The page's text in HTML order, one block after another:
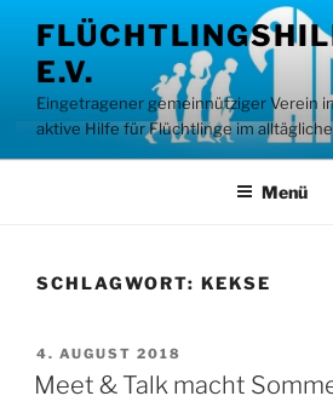
Inhalt
springen
E.V.
Eingetragener gemeinnütziger Verein
aktive Hilfe für Flüchtlinge im
Menü
SCHLAGWORT: KEKSE
VERÖFFENTLICHT
AM
4. AUGUST 2018
Meet & Talk macht